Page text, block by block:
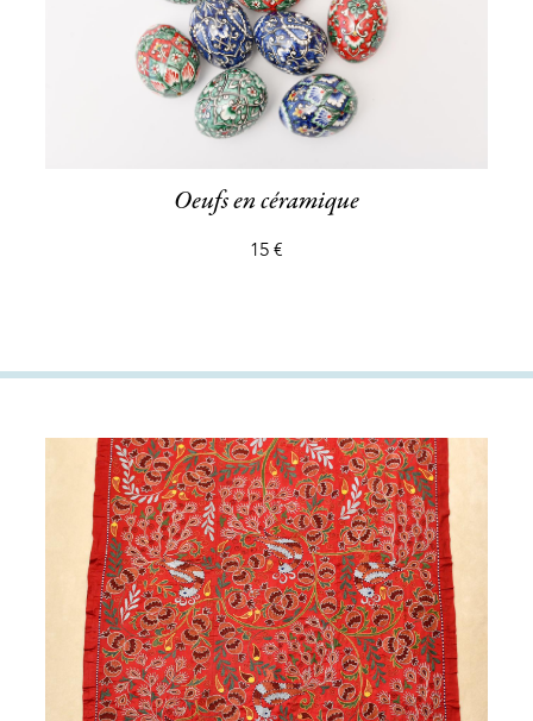
Oeufs en céramique
15 €